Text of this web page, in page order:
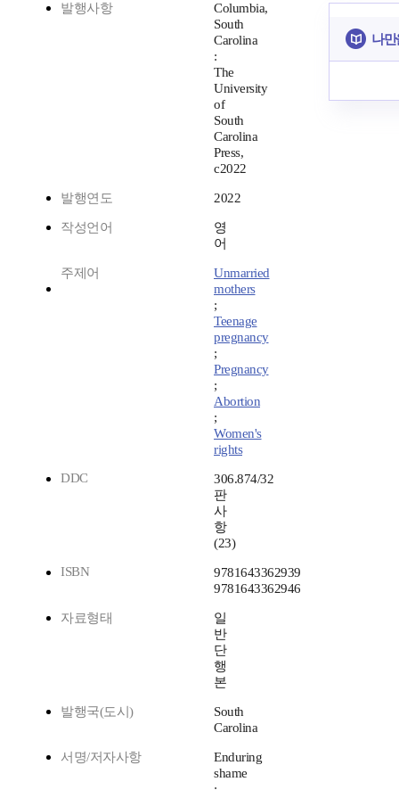
발행사항
Columbia,
South
Carolina
:
The
University
of
South
Carolina
Press,
c2022
발행연도 2022
작성언어
영
어
주제어
Unmarried
mothers
;
Teenage
pregnancy
;
Pregnancy
;
Abortion
;
Women's
rights
DDC
306.874/32
판
사
항
(23)
ISBN
9781643362939
9781643362946
자료형태
일
반
단
행
본
발행국(도시)
South
Carolina
서명/저자사항
Enduring
shame
나만